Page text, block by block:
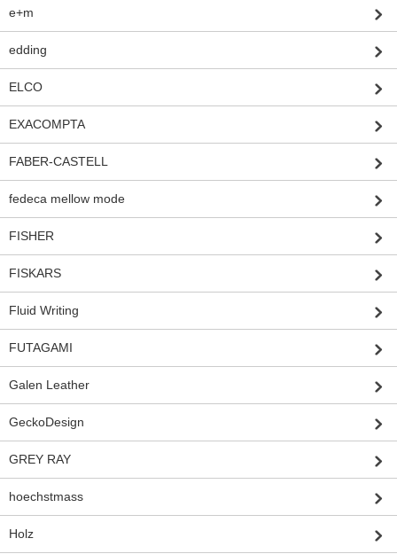
e+m
edding
ELCO
EXACOMPTA
FABER-CASTELL
fedeca mellow mode
FISHER
FISKARS
Fluid Writing
FUTAGAMI
Galen Leather
GeckoDesign
GREY RAY
hoechstmass
Holz